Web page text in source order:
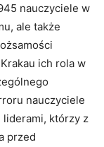
nauczyciele w
ale także
ich rola w
nauczyciele​
liderami, ​którzy z
przed